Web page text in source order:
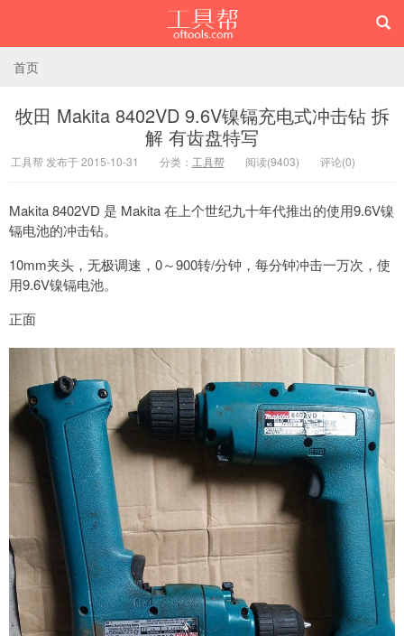
工具帮
首页
牧田 Makita 8402VD 9.6V镍镉充电式冲击钻 拆
解 有齿盘特写
工具帮 发布于 2015-10-31 分类： 工具帮 阅读(9403) 评论(0)
Makita 8402VD 是 Makita 在上个世纪九十年代推出的使用9.6V镍
镉电池的冲击钻。
10mm夹头，无极调速，0～900转/分钟，每分钟冲击一万次，使
用9.6V镍镉电池。
正面